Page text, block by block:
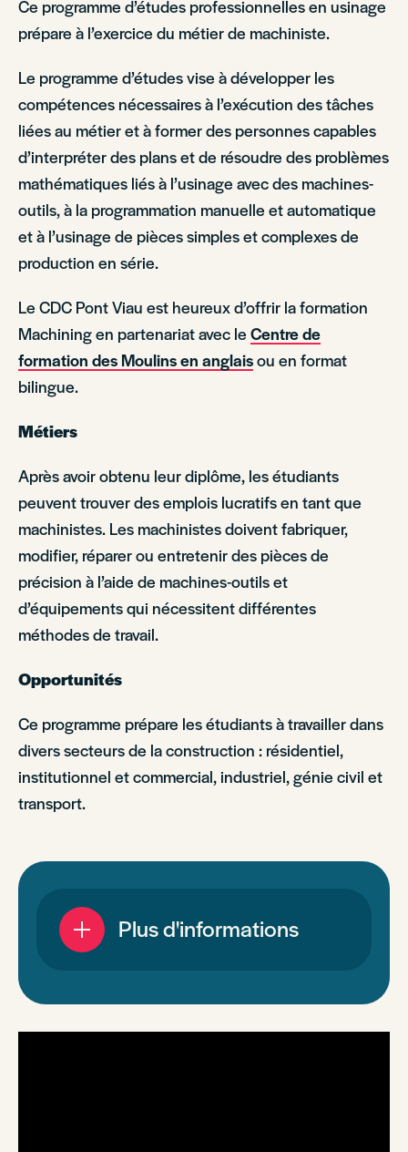
Ce programme d’études professionnelles en usinage
prépare à l’exercice du métier de machiniste.
Le programme d’études vise à développer les
compétences nécessaires à l’exécution des tâches
liées au métier et à former des personnes capables
d’interpréter des plans et de résoudre des problèmes
mathématiques liés à l’usinage avec des machines-
outils, à la programmation manuelle et automatique
et à l’usinage de pièces simples et complexes de
production en série.
Le CDC Pont Viau est heureux d’offrir la formation
Machining en partenariat avec le Centre de
formation des Moulins en anglaisou en format
bilingue.
Métiers
Après avoir obtenu leur diplôme, les étudiants
peuvent trouver des emplois lucratifs en tant que
machinistes. Les machinistes doivent fabriquer,
modifier, réparer ou entretenir des pièces de
précision à l’aide de machines-outils et
d’équipements qui nécessitent différentes
méthodes de travail.
Opportunités
Ce programme prépare les étudiants à travailler dans
divers secteurs de la construction : résidentiel,
institutionnel et commercial, industriel, génie civil et
transport.
Plus d'informations